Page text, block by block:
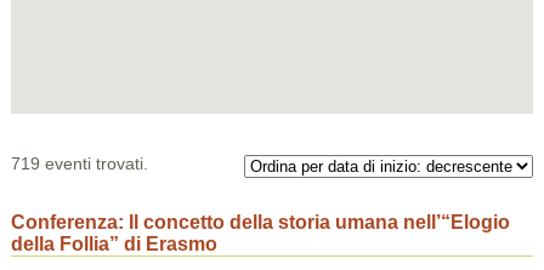
719 eventi trovati.
Conferenza: Il concetto della storia umana nell’“Elogio
della Follia” di Erasmo